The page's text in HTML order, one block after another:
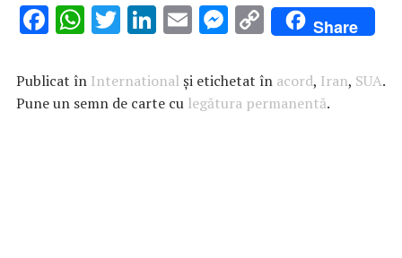
F
e
b
W
at
s
T
it
te
Li
k
e
E
ai
l
M
se
n
C
o
p
y
Share
Publicat în International și etichetat în acord, Iran, SUA.
Pune un semn de carte cu legătura permanentă.